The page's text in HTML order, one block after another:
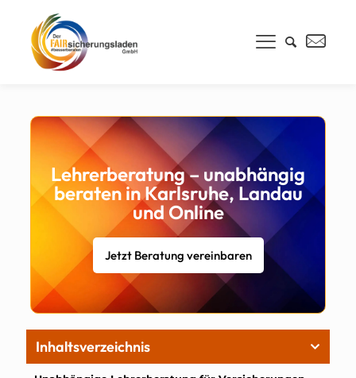
Lehrerberatung – unabhängig
beraten in Karlsruhe, Landau
und Online
Jetzt Beratung vereinbaren
Inhaltsverzeichnis